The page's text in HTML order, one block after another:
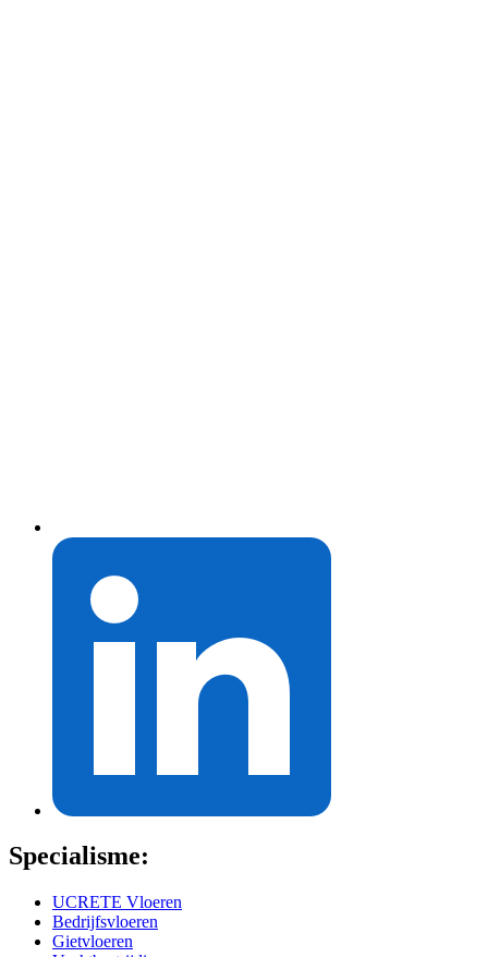
Specialisme:
UCRETE Vloeren
Bedrijfsvloeren
Gietvloeren